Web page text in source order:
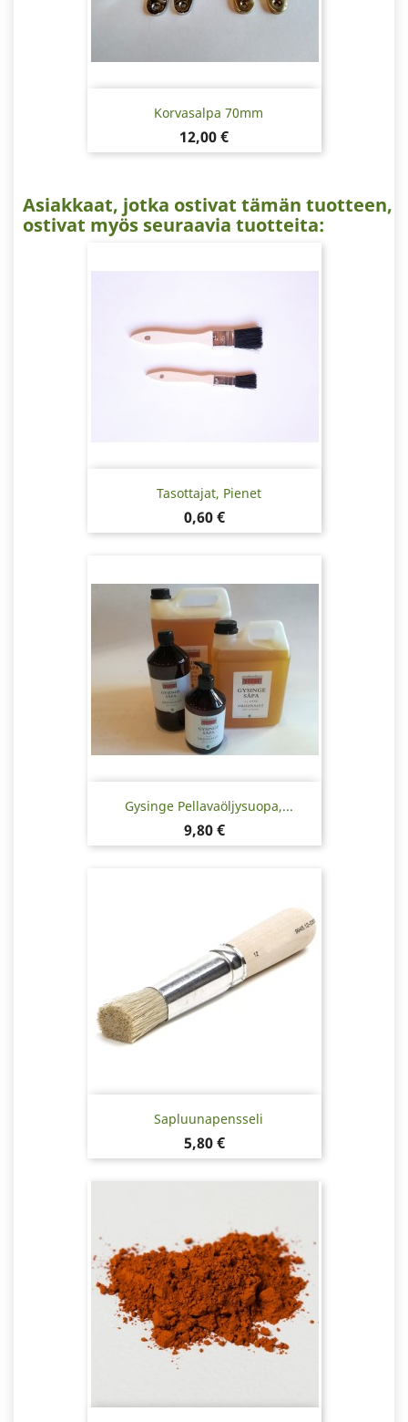
Korvasalpa 70mm
Hinta
12,00 €
Asiakkaat, jotka ostivat tämän tuotteen,
ostivat myös seuraavia tuotteita:
Tasottajat, Pienet
Hinta
0,60 €
Gysinge Pellavaöljysuopa,...
Hinta
9,80 €
Sapluunapensseli
Hinta
5,80 €